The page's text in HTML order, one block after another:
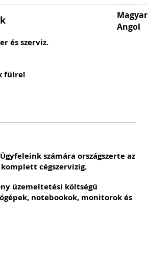
és szerviz.
fülre!
Magyar
Angol
számára országszerte az
cégszervizig.
üzemeltetési költségű
notebookok, monitorok és